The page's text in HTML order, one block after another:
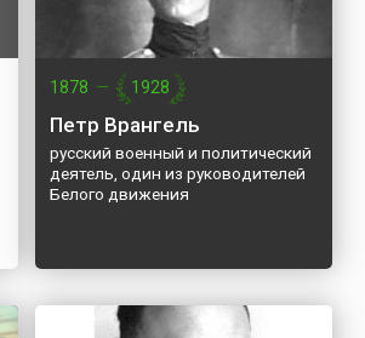
1878 — 1928
Петр Врангель
русский военный и политический
деятель, один из руководителей
Белого движения